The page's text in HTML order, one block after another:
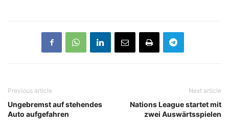
Previous article
Ungebremst auf stehendes
Auto aufgefahren
Next article
Nations League startet mit
zwei Auswärtsspielen